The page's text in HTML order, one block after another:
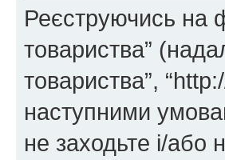
Реєструючись на
товариства”
товариства”,
наступними
не заходьте і/або